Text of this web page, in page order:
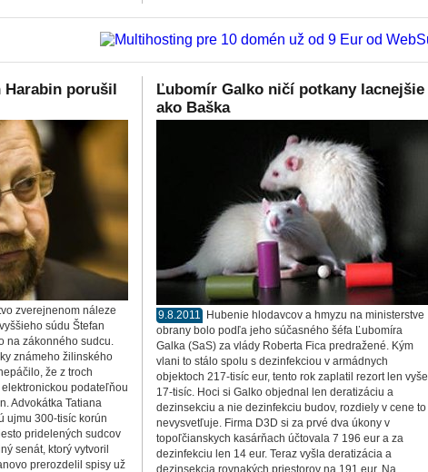
Harabin porušil
zverejnenom náleze
súdu Štefan
na zákonného sudcu.
známeho žilinského
že z troch
podateľňou
Advokátka Tatiana
ujmu 300-tisíc korún
pridelených sudcov
senát, ktorý vytvoril
prerozdelil spisy už
Ľubomír Galko ničí potkany lacnejšie
ako Baška
9.8.2011
Hubenie hlodavcov a hmyzu na ministerstve
obrany bolo podľa jeho súčasného šéfa Ľubomíra
Galka (SaS) za vlády Roberta Fica predražené. Kým
vlani to stálo spolu s dezinfekciou v armádnych
objektoch 217-tisíc eur, tento rok zaplatil rezort len vyše
17-tisíc. Hoci si Galko objednal len deratizáciu a
dezinsekciu a nie dezinfekciu budov, rozdiely v cene to
nevysvetľuje. Firma D3D si za prvé dva úkony v
topoľčianskych kasárňach účtovala 7 196 eur a za
dezinfekciu len 14 eur. Teraz vyšla deratizácia a
dezinsekcia rovnakých priestorov na 191 eur. Na